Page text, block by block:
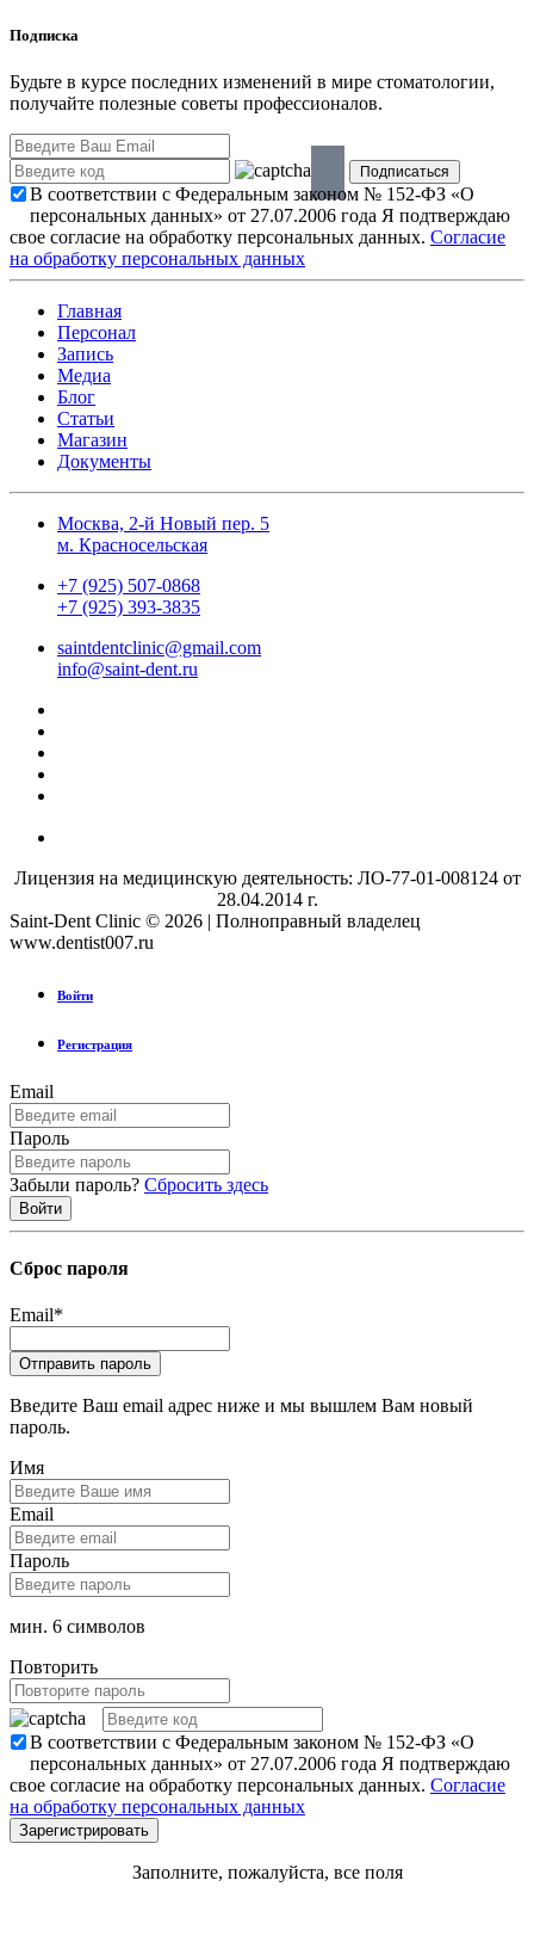
Подписка
Будьте в курсе последних изменений в мире стоматологии,
получайте полезные советы профессионалов.
В соответствии с Федеральным законом № 152-ФЗ «О
персональных данных» от 27.07.2006 года Я подтверждаю
свое согласие на обработку персональных данных. Согласие
на обработку персональных данных
Главная
Персонал
Запись
Медиа
Блог
Статьи
Магазин
Документы
Москва, 2-й Новый пер. 5
м. Красносельская
+7 (925) 507-0868
+7 (925) 393-3835
saintdentclinic@gmail.com
info@saint-dent.ru
Лицензия на медицинскую деятельность: ЛО-77-01-008124 от
28.04.2014 г.
Saint-Dent Clinic © 2026 | Полноправный владелец
www.dentist007.ru
Войти
Регистрация
Email
Пароль
Забыли пароль? Сбросить здесь
Сброс пароля
Email*
Введите Ваш email адрес ниже и мы вышлем Вам новый
пароль.
Имя
Email
Пароль
мин. 6 символов
Повторить
В соответствии с Федеральным законом № 152-ФЗ «О
персональных данных» от 27.07.2006 года Я подтверждаю
свое согласие на обработку персональных данных. Согласие
на обработку персональных данных
Заполните, пожалуйста, все поля